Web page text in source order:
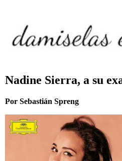
Nadine Sierra, a su
Por Sebastián Spreng